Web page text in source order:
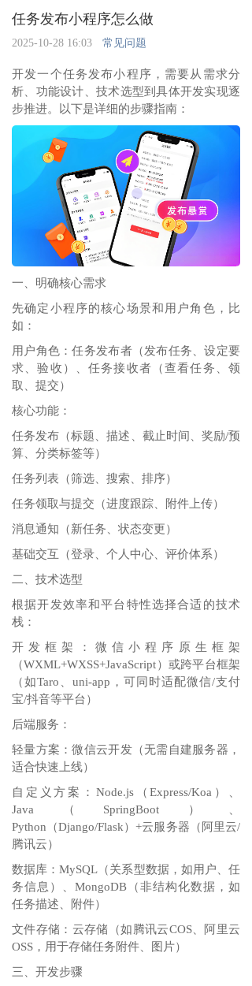
任务发布小程序怎么做
2025-10-28 16:03 常见问题
开发一个任务发布小程序，需要从需求分
析、功能设计、技术选型到具体开发实现逐
步推进。以下是详细的步骤指南：
一、明确核心需求
先确定小程序的核心场景和用户角色，比
如：
用户角色：任务发布者（发布任务、设定要
求、验收）、任务接收者（查看任务、领
取、提交）
核心功能：
任务发布（标题、描述、截止时间、奖励/预
算、分类标签等）
任务列表（筛选、搜索、排序）
任务领取与提交（进度跟踪、附件上传）
消息通知（新任务、状态变更）
基础交互（登录、个人中心、评价体系）
二、技术选型
根据开发效率和平台特性选择合适的技术
栈：
开发框架：微信小程序原生框架
（WXML+WXSS+JavaScript）或跨平台框架
（如Taro、uni-app，可同时适配微信/支付
宝/抖音等平台）
后端服务：
轻量方案：微信云开发（无需自建服务器，
适合快速上线）
自定义方案：Node.js（Express/Koa）、
Java（SpringBoot）、
Python（Django/Flask）+云服务器（阿里云/
腾讯云）
数据库：MySQL（关系型数据，如用户、任
务信息）、MongoDB（非结构化数据，如
任务描述、附件）
文件存储：云存储（如腾讯云COS、阿里云
OSS，用于存储任务附件、图片）
三、开发步骤